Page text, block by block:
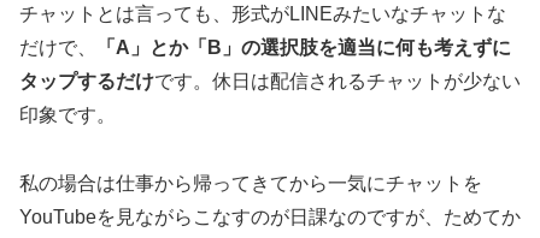
チャットとは言っても、形式がLINEみたいなチャットな
だけで、
「A」とか「B」の選択肢を適当に何も考えずに
タップするだけです。休日は配信されるチャットが少ない
印象です。
私の場合は仕事から帰ってきてから一気にチャットを
YouTubeを見ながらこなすのが日課なのですが、ためてか